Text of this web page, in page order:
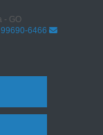
- GO
6466